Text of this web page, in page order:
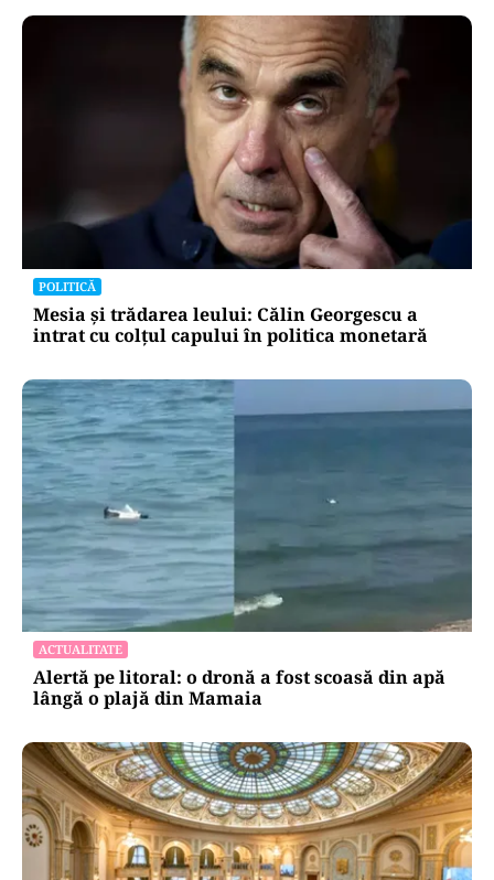
POLITICĂ
Mesia și trădarea leului: Călin Georgescu a
intrat cu colțul capului în politica monetară
ACTUALITATE
Alertă pe litoral: o dronă a fost scoasă din apă
lângă o plajă din Mamaia